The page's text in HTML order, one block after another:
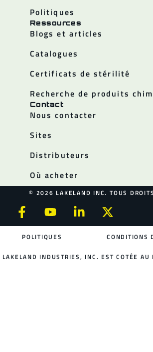
Politiques
Ressources
Blogs et articles
Catalogues
Certificats de stérilité
Recherche de produits
Contact
Nous contacter
Sites
Distributeurs
Où acheter
© 2026 LAKELAND INC. TOUS
POLITIQUES CONDITIONS
LAKELAND INDUSTRIES, INC. EST COTÉE